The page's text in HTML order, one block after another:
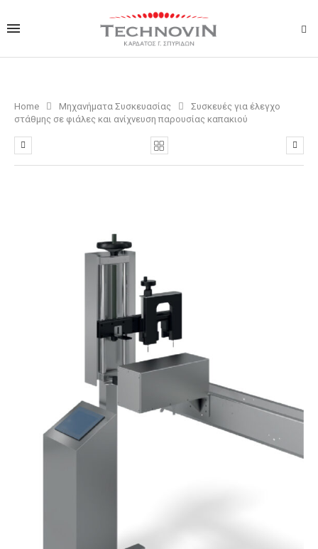
Home Μηχανήματα Συσκευασίας
Συσκευές για έλεγχο
στάθμης σε φιάλες και ανίχνευση παρουσίας καπακιού